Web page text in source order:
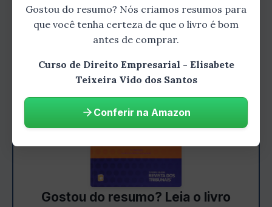
Gostou do resumo? Leia o livro
Gostou do resumo? Nós criamos resumos para
que você tenha certeza de que o livro é bom
antes de comprar.
Curso de Direito Empresarial - Elisabete
Teixeira Vido dos Santos
Conferir na Amazon